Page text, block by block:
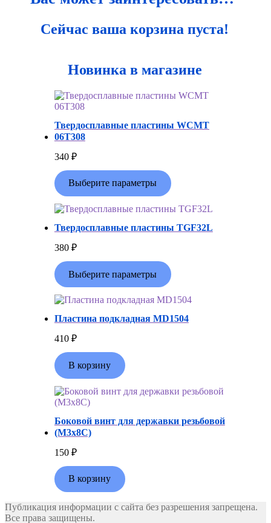
Сейчас ваша корзина пуста!
Новинка в магазине
Твердосплавные пластины WCMT
06T308
340 ₽
Выберите параметры
Твердосплавные пластины TGF32L
380 ₽
Выберите параметры
Пластина подкладная MD1504
410 ₽
В корзину
Боковой винт для державки резьбовой
(M3х8C)
150 ₽
В корзину
Публикация информации с сайта без разрешения запрещена.
Все права защищены.